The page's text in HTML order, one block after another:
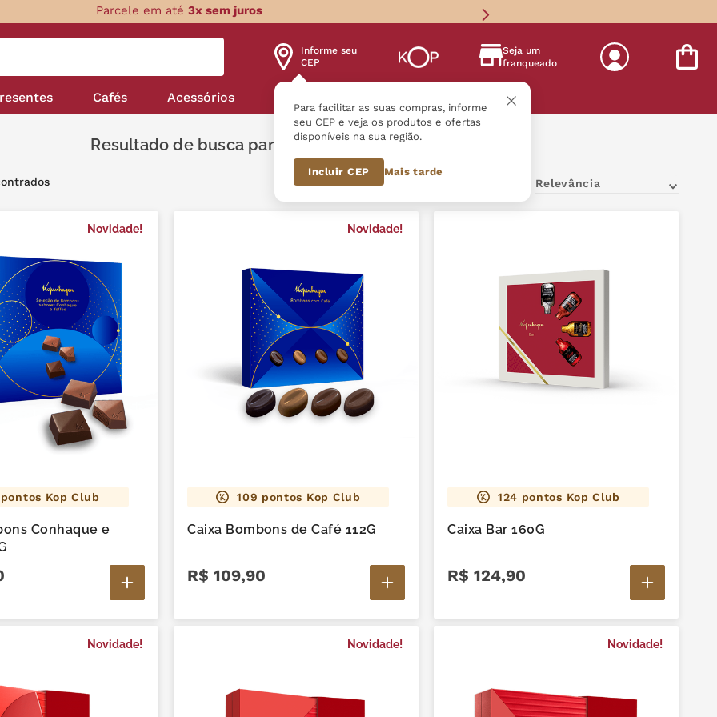
Parcele em até 3x sem juros
Informe seu
CEP
Para facilitar as suas compras, informe
seu CEP e veja os produtos e ofertas
disponíveis na sua região.
Incluir CEP Mais tarde
Seja um
franqueado
Cafés Acessórios
Dia dos Pais | Kopenhagen
Relevância
Novidade!
pontos Kop Club
Conhaque e
Novidade!
109 pontos Kop Club
Caixa Bombons de Café 112G
R$ 109,90
124 pontos Kop Club
Caixa Bar 160G
R$ 124,90
Novidade! Novidade! Novidade!